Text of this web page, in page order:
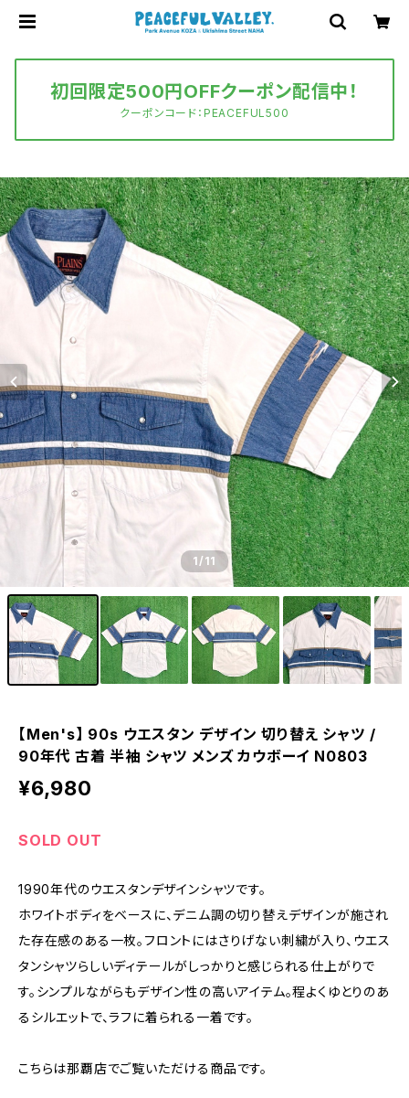
初回限定500円OFFクーポン配信中！
クーポンコード：PEACEFUL500
1/11
【Men's】 90s ウエスタン デザイン 切り替え シャツ /
90年代 古着 半袖 シャツ メンズ カウボーイ N0803
¥6,980
SOLD OUT
1990年代のウエスタンデザインシャツです。
ホワイトボディをベースに、デニム調の切り替えデザインが施され
た存在感のある一枚。フロントにはさりげない刺繍が入り、ウエス
タンシャツらしいディテールがしっかりと感じられる仕上がりで
す。シンプルながらもデザイン性の高いアイテム。程よくゆとりのあ
るシルエットで、ラフに着られる一着です。
こちらは那覇店でご覧いただける商品です。